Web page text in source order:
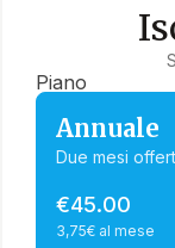
Piano
Annuale
Due mesi
€45.00
3,75€ al mese